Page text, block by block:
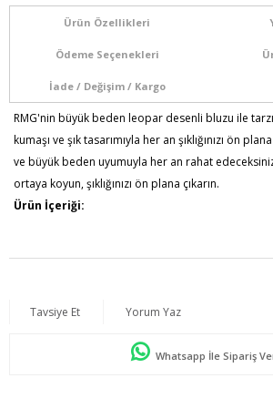
Ürün Özellikleri
Ödeme Seçenekleri
İade / Değişim / Kargo
RMG'nin büyük beden leopar desenli bluzu ile
kumaşı ve şık tasarımıyla her an şıklığınızı ön
ve büyük beden uyumuyla her an rahat
ortaya koyun, şıklığınızı ön plana çıkarın.
Ürün İçeriği:
Ürün Boyu: 80 cm
Tavsiye Et Yorum Yaz
Whatsapp İle Sipariş